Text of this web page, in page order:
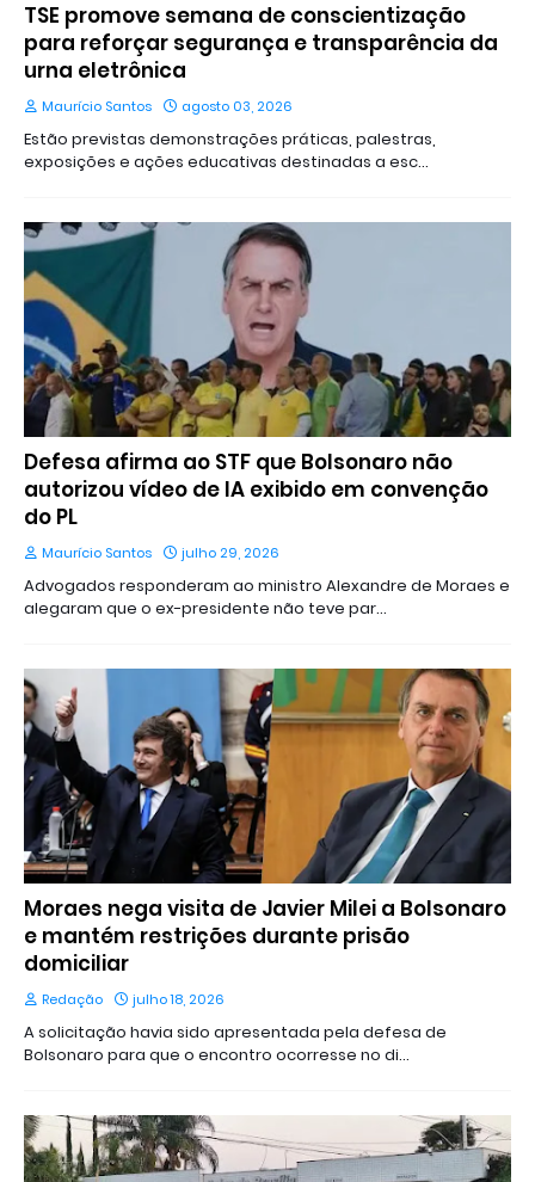
TSE promove semana de conscientização
para reforçar segurança e transparência da
urna eletrônica
Maurício Santos agosto 03, 2026
Estão previstas demonstrações práticas, palestras,
exposições e ações educativas destinadas a esc…
Defesa afirma ao STF que Bolsonaro não
autorizou vídeo de IA exibido em convenção
do PL
Maurício Santos julho 29, 2026
Advogados responderam ao ministro Alexandre de Moraes e
alegaram que o ex-presidente não teve par…
Moraes nega visita de Javier Milei a Bolsonaro
e mantém restrições durante prisão
domiciliar
Redação julho 18, 2026
A solicitação havia sido apresentada pela defesa de
Bolsonaro para que o encontro ocorresse no di…